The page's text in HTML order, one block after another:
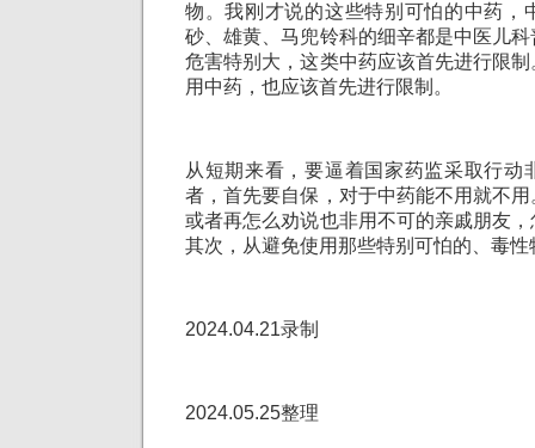
物。我刚才说的这些特别可怕的中药，
砂、雄黄、马兜铃科的细辛都是中医儿
危害特别大，这类中药应该首先进行限
用中药，也应该首先进行限制。
从短期来看，要逼着国家药监采取行动
者，首先要自保，对于中药能不用就不
或者再怎么劝说也非用不可的亲戚朋友
其次，从避免使用那些特别可怕的、毒
2024.04.21录制
2024.05.25整理